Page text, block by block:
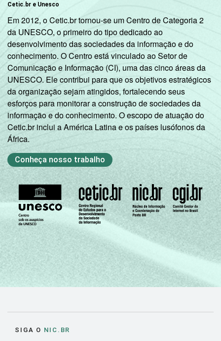
Cetic.br e Unesco
Em 2012, o Cetic.br tornou-se um Centro de Categoria 2
da UNESCO, o primeiro do tipo dedicado ao
desenvolvimento das sociedades da informação e do
conhecimento. O Centro está vinculado ao Setor de
Comunicação e Informação (CI), uma das cinco áreas da
UNESCO. Ele contribui para que os objetivos estratégicos
da organização sejam atingidos, fortalecendo seus
esforços para monitorar a construção de sociedades da
informação e do conhecimento. O escopo de atuação do
Cetic.br inclui a América Latina e os países lusófonos da
África.
Conheça nosso trabalho
SIGA O NIC.BR